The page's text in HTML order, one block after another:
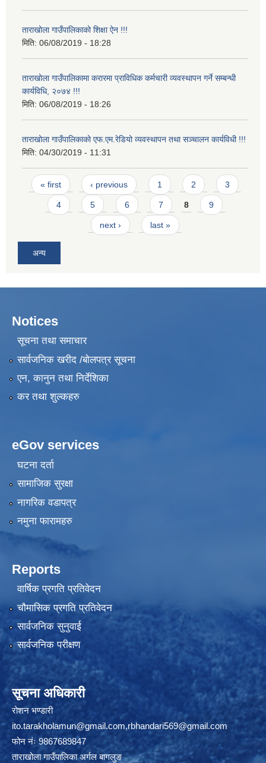
ताराखोला गाउँपालिकाको शिक्षा ऐन !!!
मिति: 06/08/2019 - 18:28
ताराखोला गाउँपालिकामा करारमा प्राविधिक कर्मचारी व्यवस्थापन गर्ने सम्बन्धी
कार्यविधि, २०७४ !!!
मिति: 06/08/2019 - 18:26
ताराखोला गाउँपालिकाको एफ.एम.रेडियो व्यवस्थापन तथा सञ्चालन कार्यविधी !!!
मिति: 04/30/2019 - 11:31
Pages
« first ‹ previous 1 2 3
4 5 6 7 8 9
next › last »
अन्य
Notices
सूचना तथा समाचार
सार्वजनिक खरीद /बोलपत्र सूचना
एन, कानुन तथा निर्देशिका
कर तथा शुल्कहरु
eGov services
घटना दर्ता
सामाजिक सुरक्षा
नागरिक वडापत्र
नमुना फारामहरु
Reports
वार्षिक प्रगति प्रतिवेदन
चौमासिक प्रगति प्रतिवेदन
सार्वजनिक सुनुवाई
सार्वजनिक परीक्षण
सूचना अधिकारी
रोशन भण्डारी
ito.tarakholamun@gmail.com,rbhandari569@gmail.com
फोन नंः 9867689847
ताराखोला गाउँपालिका अर्गल बागलुङ